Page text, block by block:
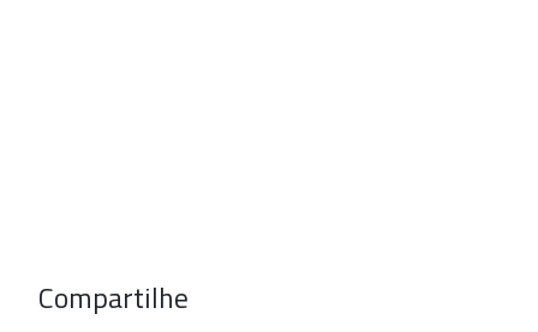
Compartilhe